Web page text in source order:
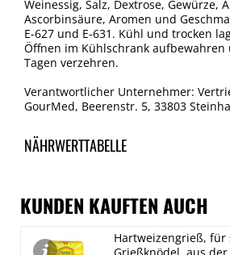
Weinessig, Salz, Dextrose, Gewürze,
Ascorbinsäure, Aromen und
E-627 und E-631. Kühl und trocken
Öffnen im Kühlschrank
Tagen verzehren.
Verantwortlicher Unternehmer:
GourMed, Beerenstr. 5, 33803
NÄHRWERTTABELLE
je 100g
Brennwert
794 kJ/192 kcal
KUNDEN KAUFTEN AUCH
Hartweizengrieß, für